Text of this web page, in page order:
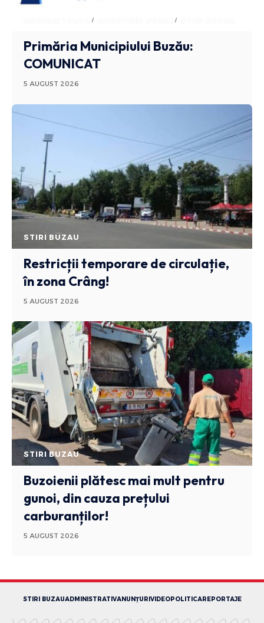
ADMINISTRATIV ANUNTURI BUZAU
Primăria Municipiului Buzău:
COMUNICAT
5 AUGUST 2026
STIRI BUZAU
Restricții temporare de circulație,
în zona Crâng!
5 AUGUST 2026
STIRI BUZAU
Buzoienii plătesc mai mult pentru
gunoi, din cauza prețului
carburanților!
5 AUGUST 2026
STIRI BUZAUADMINISTRATIVANUNȚURI VIDEOPOLITICAREPORTAJE